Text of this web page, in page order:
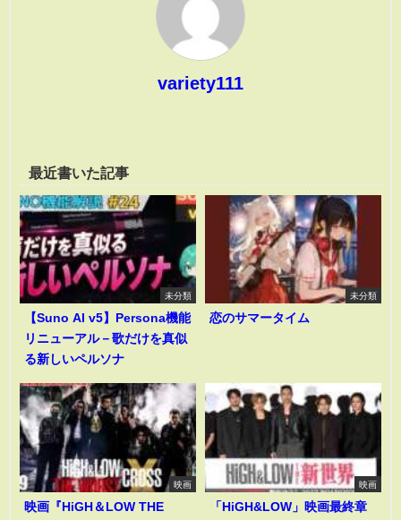
variety111
最近書いた記事
未分類
【Suno AI v5】Persona機能
リニューアル－歌だけを真似
る新しいペルソナ
未分類
恋のサマータイム
映画
映画『HiGH＆LOW THE
映画
「HiGH&LOW」映画最終章